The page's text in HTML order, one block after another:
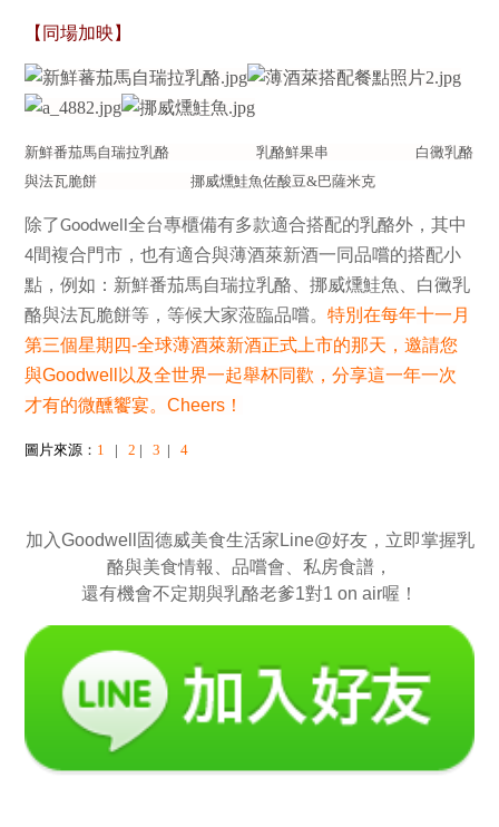
【同場加映】
新鮮番茄馬自瑞拉乳酪 乳酪鮮果串 白黴乳酪
與法瓦脆餅 挪威燻鮭魚佐酸豆&巴薩米克
除了Goodwell全台專櫃備有多款適合搭配的乳酪外，其中
4間複合門市，也有適合與薄酒萊新酒一同品嚐的搭配小
點，例如：新鮮番茄馬自瑞拉乳酪、挪威燻鮭魚、白黴乳
酪與法瓦脆餅等，等候大家蒞臨品嚐。特別在每年十一月
第三個星期四-全球薄酒萊新酒正式上市的那天，邀請您
與Goodwell
以及全世界一起舉杯同歡，分享這一年一次
才有的微醺饗宴。Cheers ！
圖片來源 ： 1 |2 |3 |4
加入Goodwell固德威美食生活家Line@好友，立即掌握乳
酪與美食情報、品嚐會、私房食譜，
還有機會不定期與乳酪老爹1對1 on air喔！